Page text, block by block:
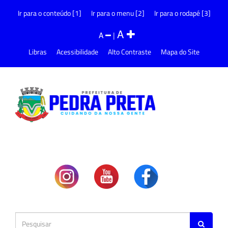
Ir para o conteúdo [1] Ir para o menu [2] Ir para o rodapé [3]
A |A
Libras Acessibilidade Alto Contraste Mapa do Site